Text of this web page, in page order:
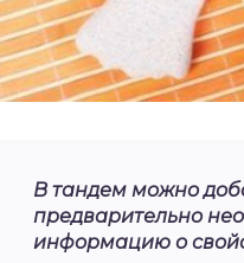
В тандем можно
предварительно
информацию о